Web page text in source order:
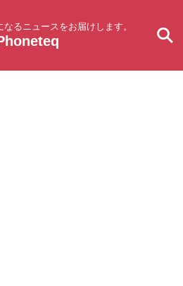
るニュースをお届けします。